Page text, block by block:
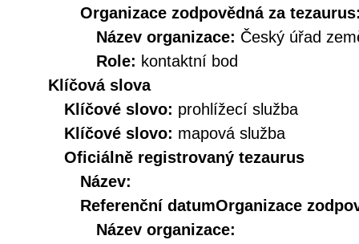
Organizace zodpovědná za
Název organizace: Český úřad
Role: kontaktní bod
Klíčová slova
Klíčové slovo: prohlížecí služba
Klíčové slovo: mapová služba
Oficiálně registrovaný tezaurus
Název:
Referenční datumOrganizace
Název organizace: